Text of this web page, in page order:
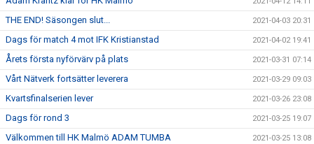
THE END! Säsongen slut... 2021-04-03 20:31
Dags för match 4 mot IFK Kristianstad 2021-04-02 19:41
Årets första nyförvärv på plats 2021-03-31 07:14
Vårt Nätverk fortsätter leverera 2021-03-29 09:03
Kvartsfinalserien lever 2021-03-26 23:08
Dags för rond 3 2021-03-25 19:07
Välkommen till HK Malmö ADAM TUMBA 2021-03-25 13:08